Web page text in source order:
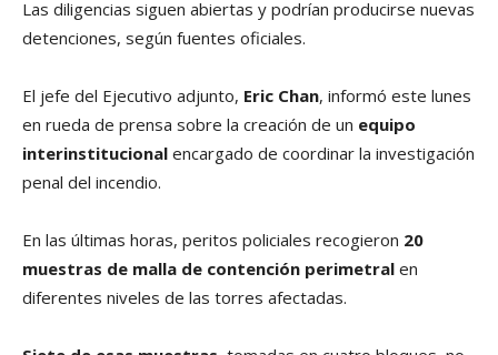
Las diligencias siguen abiertas y podrían producirse nuevas
detenciones, según fuentes oficiales.
El jefe del Ejecutivo adjunto, Eric Chan, informó este lunes
en rueda de prensa sobre la creación de un equipo
interinstitucional encargado de coordinar la investigación
penal del incendio.
En las últimas horas, peritos policiales recogieron 20
muestras de malla de contención perimetral en
diferentes niveles de las torres afectadas.